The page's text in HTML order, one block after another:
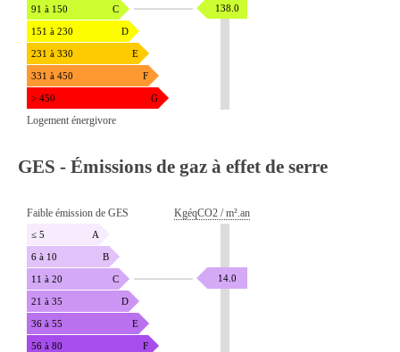
91 à 150 C
151 à 230 D
231 à 330 E
331 à 450 F
> 450 G
138.0
Logement énergivore
GES - Émissions de gaz à effet de serre
Faible émission de GES KgéqCO2 / m².an
≤ 5 A
6 à 10 B
11 à 20 C
21 à 35 D
36 à 55 E
56 à 80 F
14.0